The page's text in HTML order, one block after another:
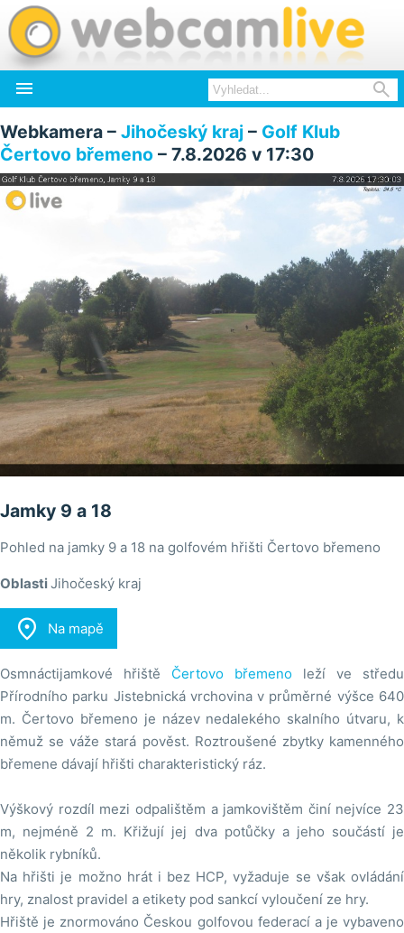
 
Webkamera – Jihočeský kraj – Golf Klub
Čertovo břemeno – 7.8.2026 v 17:30
Jamky 9 a 18
Pohled na jamky 9 a 18 na golfovém hřišti Čertovo břemeno
OblastiJihočeský kraj
 Na mapě
Osmnáctijamkové hřiště Čertovo břemeno leží ve středu
Přírodního parku Jistebnická vrchovina v průměrné výšce 640
m. Čertovo břemeno je název nedalekého skalního útvaru, k
němuž se váže stará pověst. Roztroušené zbytky kamenného
břemene dávají hřišti charakteristický ráz.
Výškový rozdíl mezi odpalištěm a jamkovištěm činí nejvíce 23
m, nejméně 2 m. Křižují jej dva potůčky a jeho součástí je
několik rybníků.
Na hřišti je možno hrát i bez HCP, vyžaduje se však ovládání
hry, znalost pravidel a etikety pod sankcí vyloučení ze hry.
Hřiště je znormováno Českou golfovou federací a je vybaveno